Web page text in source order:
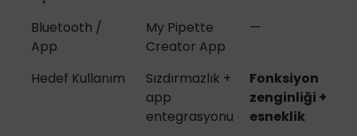
Bluetooth /
App
My Pipette
Creator App
—
Hedef Kullanım
Sızdırmazlık +
app
entegrasyonu
Fonksiyon
zenginliği +
esneklik